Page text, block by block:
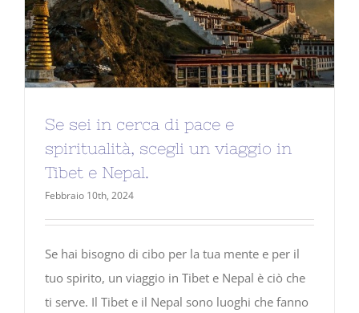
Se sei in cerca di pace e
spiritualità, scegli un viaggio in
Tibet e Nepal.
Febbraio 10th, 2024
Se hai bisogno di cibo per la tua mente e per il
tuo spirito, un viaggio in Tibet e Nepal è ciò che
ti serve. Il Tibet e il Nepal sono luoghi che fanno